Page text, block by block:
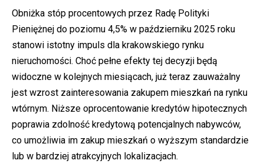
Obniżka stóp procentowych przez Radę Polityki
Pieniężnej do poziomu 4,5% w październiku 2025 roku
stanowi istotny impuls dla krakowskiego rynku
nieruchomości. Choć pełne efekty tej decyzji będą
widoczne w kolejnych miesiącach, już teraz zauważalny
jest wzrost zainteresowania zakupem mieszkań na rynku
wtórnym. Niższe oprocentowanie kredytów hipotecznych
poprawia zdolność kredytową potencjalnych nabywców,
co umożliwia im zakup mieszkań o wyższym standardzie
lub w bardziej atrakcyjnych lokalizacjach.